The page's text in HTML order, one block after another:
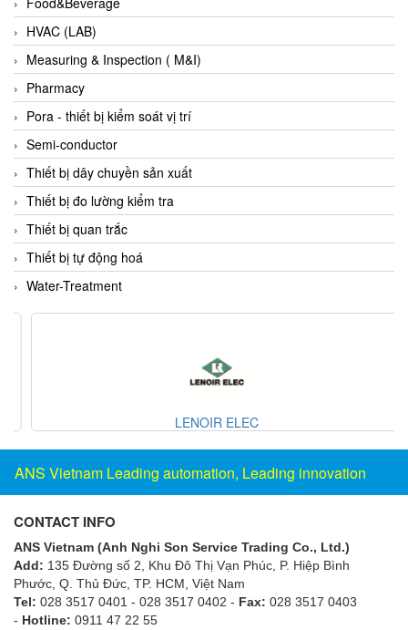
Global Encoder Vietnam
Glual
GPA Pump
GRAVITY
Green instruments
GREYSTONE
GREYSTONE
Grizzly Viet Nam
Grundfos
GSEETECH
GURLEY
HANMI
HANMI TECHWIN
Hans-Schmidt
Harold G. Schaevitz Industries Vietnam
Hawe
HVAC (LAB)
Measuring & Inspection ( M&I)
Pharmacy
Pora - thiết bị kiểm soát vị trí
Semi-conductor
Thiết bị dây chuyền sản xuất
Thiết bị đo lường kiểm tra
Thiết bị quan trắc
Thiết bị tự động hoá
Water-Treatment
LENOIR ELEC
ANS Vietnam Leading automation, Leading innovation
CONTACT INFO
ANS Vietnam (Anh Nghi Son Service Trading Co., Ltd.)
Add: 135 Đường số 2, Khu Đô Thị Vạn Phúc, P. Hiệp Bình
Phước, Q. Thủ Đức, TP. HCM , Việt Nam
Tel: 028 3517 0401 - 028 3517 0402 - Fax: 028 3517 0403
- Hotline: 0911 47 22 55